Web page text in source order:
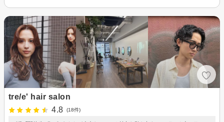
tre/e' hair salon
4.8
(18件)